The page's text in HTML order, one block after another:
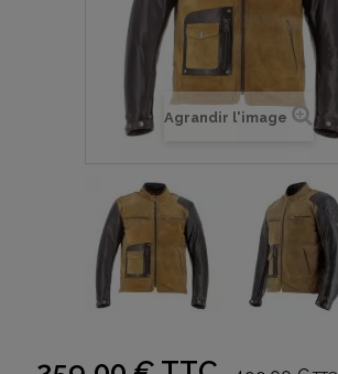
Agrandir l'image